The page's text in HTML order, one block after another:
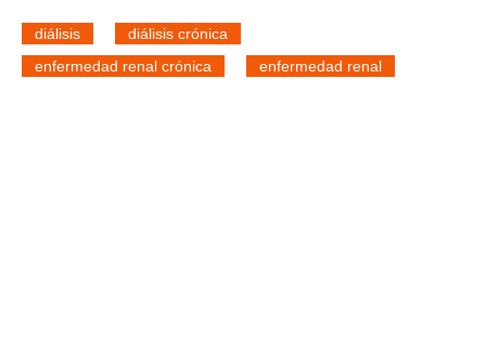
diálisis
diálisis crónica
enfermedad renal crónica
enfermedad renal